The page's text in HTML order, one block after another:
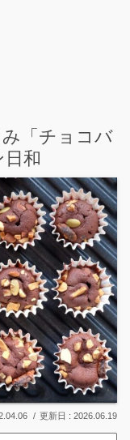
み「チョコバ
和
2026.06.19